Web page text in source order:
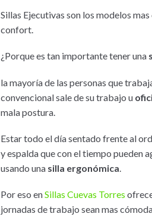
Sillas Ejecutivas son los modelos
confort.
¿Porque es tan importante tener una
la mayoría de las personas que
convencional sale de su trabajo u
mala postura.
Estar todo el día sentado frente al
y espalda que con el tiempo pueden
usando una silla ergonómica.
Por eso enSillas Cuevas Torres
jornadas de trabajo sean mas